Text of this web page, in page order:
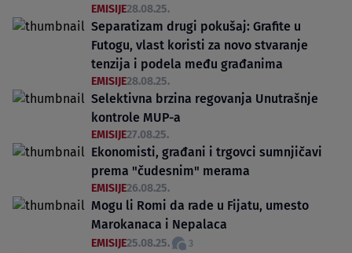
EMISIJE28.08.25.
Separatizam drugi pokušaj: Grafite u
Futogu, vlast koristi za novo stvaranje
tenzija i podela među građanima
EMISIJE28.08.25.
Selektivna brzina regovanja Unutrašnje
kontrole MUP-a
EMISIJE27.08.25.
Ekonomisti, građani i trgovci sumnjičavi
prema "čudesnim" merama
EMISIJE26.08.25.
Mogu li Romi da rade u Fijatu, umesto
Marokanaca i Nepalaca
EMISIJE25.08.25. 3